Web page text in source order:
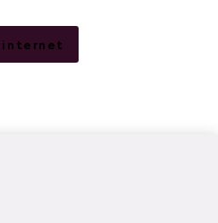
internet